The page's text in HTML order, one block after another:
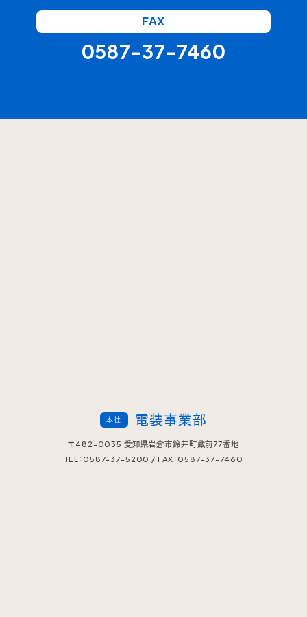
FAX
0587-37-7460
本社 電装事業部
〒482-0035 愛知県岩倉市鈴井町蔵前77番地
TEL：0587-37-5200 / FAX：0587-37-7460